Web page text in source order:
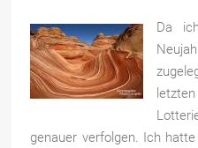
Da
genauer verfolgen. Ich